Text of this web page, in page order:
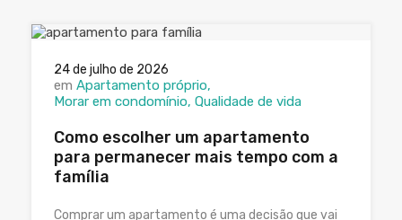
24 de julho de 2026
em Apartamento próprio
Morar em condomínio Qualidade de vida
Como escolher um apartamento
para permanecer mais tempo com a
família
Comprar um apartamento é uma decisão que vai